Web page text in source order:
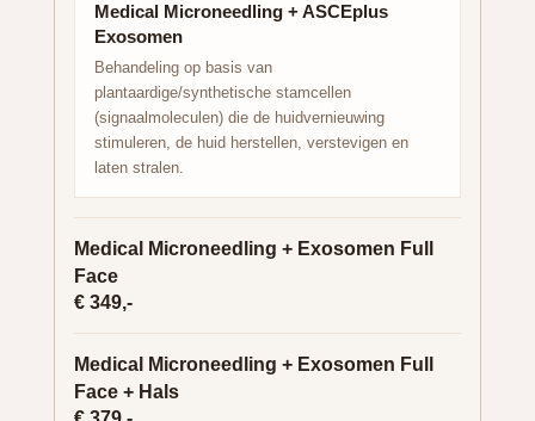
Medical Microneedling + ASCEplus
Exosomen
Behandeling op basis van
plantaardige/synthetische stamcellen
(signaalmoleculen) die de huidvernieuwing
stimuleren, de huid herstellen, verstevigen en
laten stralen.
Medical Microneedling + Exosomen Full
Face
€ 349,-
Medical Microneedling + Exosomen Full
Face + Hals